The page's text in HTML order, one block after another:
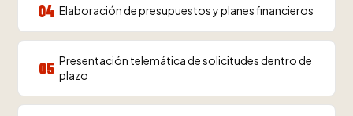
04 Elaboración de presupuestos y planes financieros
05 Presentación telemática de solicitudes dentro de
plazo